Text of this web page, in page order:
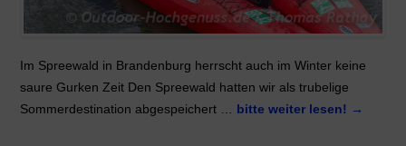
Im Spreewald in Brandenburg herrscht auch im Winter keine
saure Gurken Zeit Den Spreewald hatten wir als trubelige
Sommerdestination abgespeichert … bitte weiter lesen! →